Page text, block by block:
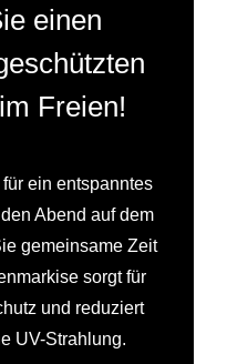
einen
Freien!
ein entspanntes
Abend auf dem
gemeinsame Zeit
sorgt für
und reduziert
UV-Strahlung.